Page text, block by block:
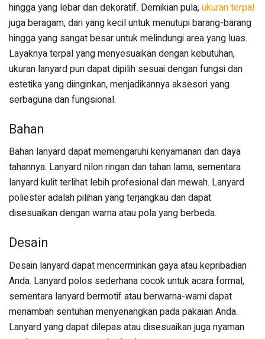
hingga yang lebar dan dekoratif. Demikian pula,ukuran terpal
juga beragam, dari yang kecil untuk menutupi barang-barang
hingga yang sangat besar untuk melindungi area yang luas.
Layaknya terpal yang menyesuaikan dengan kebutuhan,
ukuran lanyard pun dapat dipilih sesuai dengan fungsi dan
estetika yang diinginkan, menjadikannya aksesori yang
serbaguna dan fungsional.
Bahan
Bahan lanyard dapat memengaruhi kenyamanan dan daya
tahannya. Lanyard nilon ringan dan tahan lama, sementara
lanyard kulit terlihat lebih profesional dan mewah. Lanyard
poliester adalah pilihan yang terjangkau dan dapat
disesuaikan dengan warna atau pola yang berbeda.
Desain
Desain lanyard dapat mencerminkan gaya atau kepribadian
Anda. Lanyard polos sederhana cocok untuk acara formal,
sementara lanyard bermotif atau berwarna-warni dapat
menambah sentuhan menyenangkan pada pakaian Anda.
Lanyard yang dapat dilepas atau disesuaikan juga nyaman